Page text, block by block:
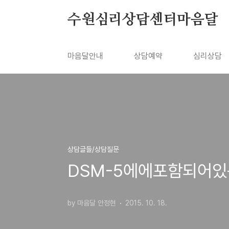
수원심리상담센터마음달
마음달안내 상담예약 심리상담
상담글들/상담질문
DSM-5에에포함되어
by 마음달 안정현 2015. 10. 18.